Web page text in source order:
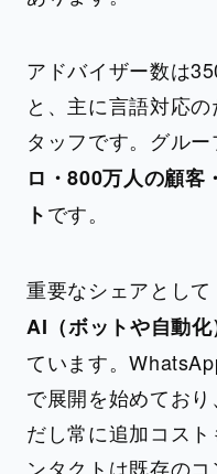
アドバイザー数は
と、主に言語対応
タッフです。グル
ロ・800万人の顧客
トです。
重要なシェアとし
AI（ボットや自動
ています。
で展開を始めてお
だし常に追加コス
ンタクトは既存の